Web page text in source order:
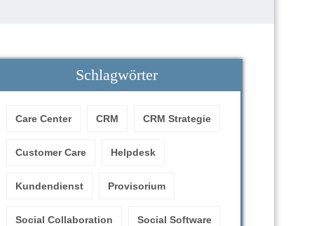
Schlagwörter
Care Center CRM CRM Strategie
Customer Care Helpdesk
Kundendienst Provisorium
Social Collaboration Social Software